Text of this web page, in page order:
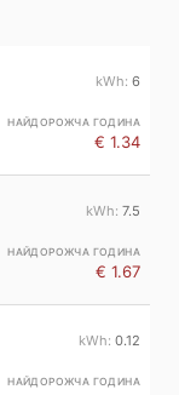
6
€ 1.34
7.5
€ 1.67
0.12